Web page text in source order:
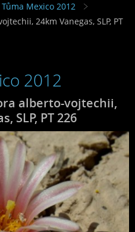
Tůma Mexico 2012
24km Vanegas, SLP, PT
2012
alberto-vojtechii,
SLP, PT 226